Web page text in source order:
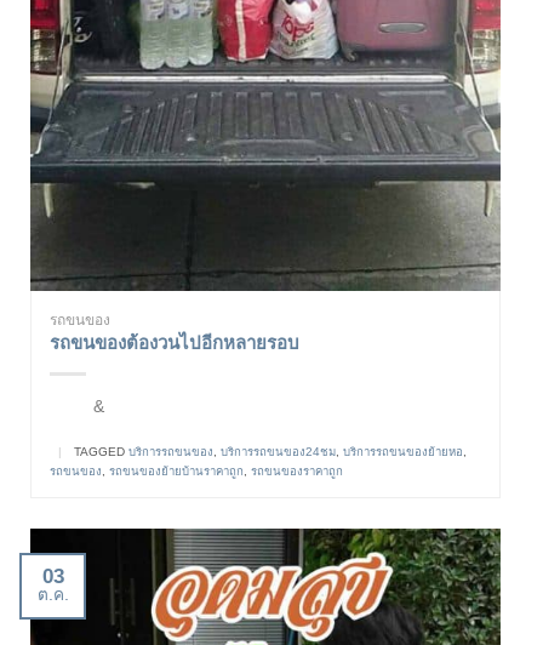
รถขนของ
รถขนของต้องวนไปอีกหลายรอบ
&
| TAGGED บริการรถขนของ บริการรถขนของ24ชม บริการรถขนของย้ายหอ
รถขนของ
รถขนของย้ายบ้านราคาถูก รถขนของราคาถูก
03
ต.ค.